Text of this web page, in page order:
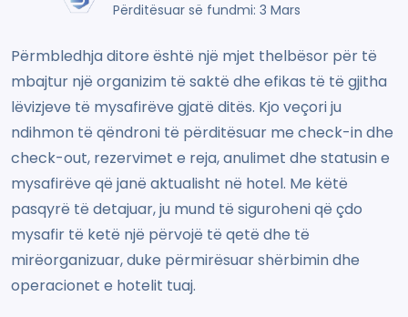
Përditësuar së fundmi: 3 Mars
Përmbledhja ditore është një mjet thelbësor për të
mbajtur një organizim të saktë dhe efikas të të gjitha
lëvizjeve të mysafirëve gjatë ditës. Kjo veçori ju
ndihmon të qëndroni të përditësuar me check-in dhe
check-out, rezervimet e reja, anulimet dhe statusin e
mysafirëve që janë aktualisht në hotel. Me këtë
pasqyrë të detajuar, ju mund të siguroheni që çdo
mysafir të ketë një përvojë të qetë dhe të
mirëorganizuar, duke përmirësuar shërbimin dhe
operacionet e hotelit tuaj.